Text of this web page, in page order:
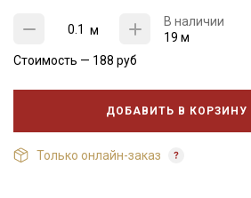
м
В наличии
19 м
Стоимость — 188 руб
ДОБАВИТЬ В КОРЗИНУ
Только онлайн-заказ